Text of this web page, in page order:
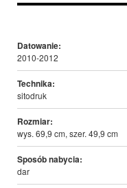
Datowanie:
2010-2012
Technika:
sitodruk
Rozmiar:
wys. 69,9 cm, szer. 49,9 cm
Sposób nabycia:
dar